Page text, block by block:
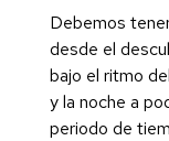
Debemos
desde el
bajo el ritmo
y la noche a
periodo de